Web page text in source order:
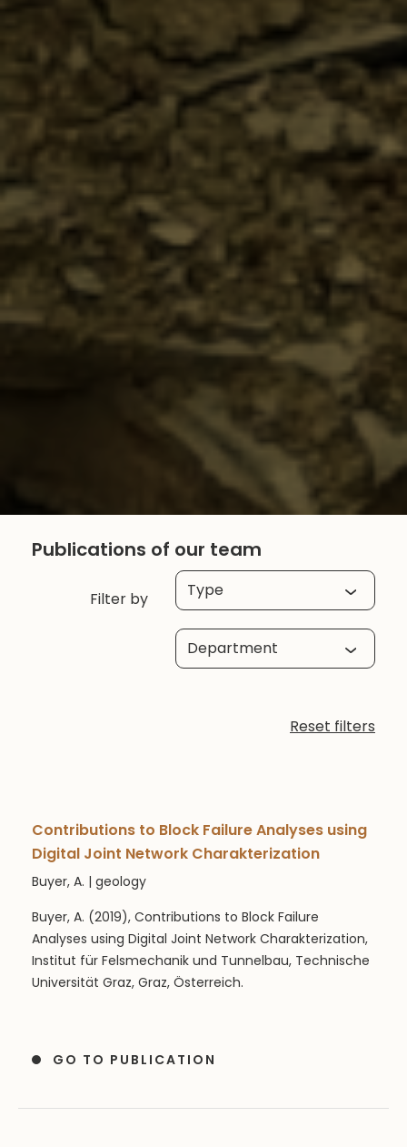
Publications of our team
Filter by Type
Department
Reset filters
Contributions to Block Failure Analyses using
Digital Joint Network Charakterization
Buyer, A. | geology
Buyer, A. (2019), Contributions to Block Failure
Analyses using Digital Joint Network Charakterization,
Institut für Felsmechanik und Tunnelbau, Technische
Universität Graz, Graz, Österreich.
GO TO PUBLICATION